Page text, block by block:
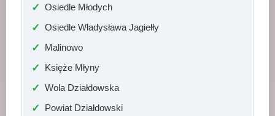
Osiedle Młodych
Osiedle Władysława Jagiełły
Malinowo
Księże Młyny
Wola Działdowska
Powiat Działdowski